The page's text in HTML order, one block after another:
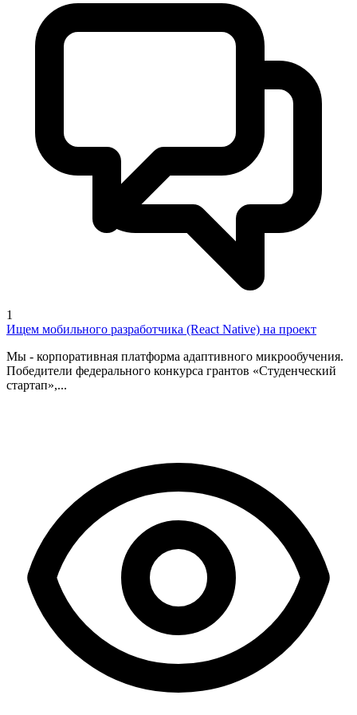
1
Ищем мобильного разработчика (React Native) на проект
Мы - корпоративная платформа адаптивного микрообучения.
Победители федерального конкурса грантов «Студенческий
стартап»,...